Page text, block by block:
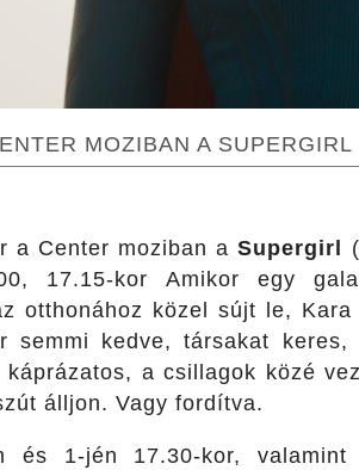
MOZIBAN A
a Center moziban aSupergirl
17.15-kor Amikor egy
otthonához közel sújt le,
semmi kedve, társakat
káprázatos, a csillagok közé
álljon. Vagy fordítva.
és 1-jén 17.30-kor,